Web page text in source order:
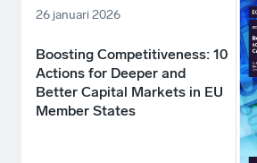
26 januari 2026
Boosting Competitiveness: 10
Actions for Deeper and
Better Capital Markets in EU
Member States